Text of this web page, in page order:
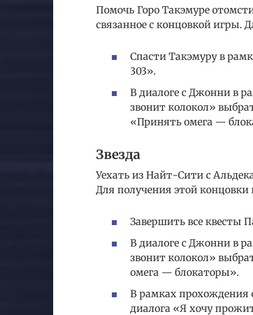
Помочь Горо Такэмуре
связанное с концовкой игры.
Спасти Такэмуру в
303».
В диалоге с Джонни в
звонит колокол»
«Принять омега —
Звезда
Уехать из Найт-Сити с
Для получения этой концовки
Завершить все квесты
В диалоге с Джонни в
звонит колокол»
омега — блокаторы».
В рамках прохождения
диалога «Я хочу